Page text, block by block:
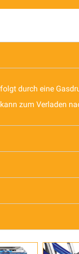
durch eine
zum Verladen